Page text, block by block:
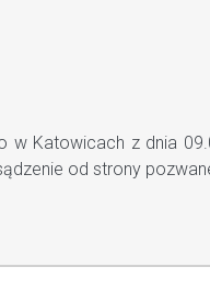
w Katowicach z dnia
od strony